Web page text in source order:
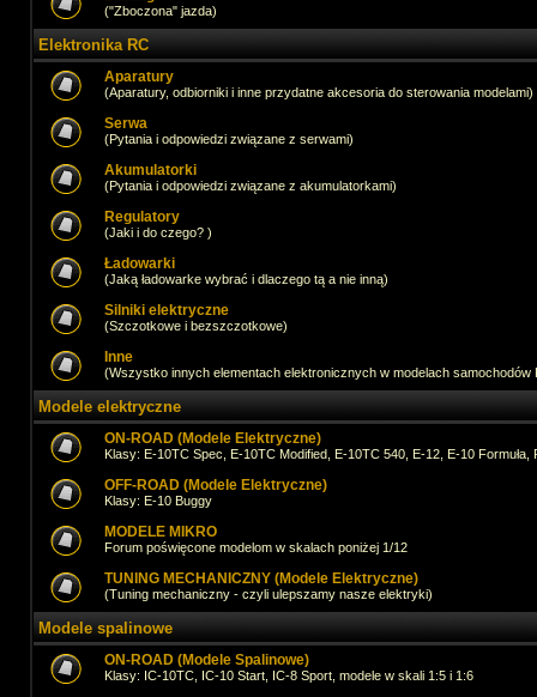
("Zboczona" jazda)
Elektronika RC
Aparatury
(Aparatury, odbiorniki i inne przydatne akcesoria do sterowania modelami)
Serwa
(Pytania i odpowiedzi związane z serwami)
Akumulatorki
(Pytania i odpowiedzi związane z akumulatorkami)
Regulatory
(Jaki i do czego? )
Ładowarki
(Jaką ładowarke wybrać i dlaczego tą a nie inną)
Silniki elektryczne
(Szczotkowe i bezszczotkowe)
Inne
(Wszystko innych elementach elektronicznych w modelach samochodów
Modele elektryczne
ON-ROAD (Modele Elektryczne)
Klasy: E-10TC Spec, E-10TC Modified, E-10TC 540, E-12, E-10 Formuła,
OFF-ROAD (Modele Elektryczne)
Klasy: E-10 Buggy
MODELE MIKRO
Forum poświęcone modelom w skalach poniżej 1/12
TUNING MECHANICZNY (Modele Elektryczne)
(Tuning mechaniczny - czyli ulepszamy nasze elektryki)
Modele spalinowe
ON-ROAD (Modele Spalinowe)
Klasy: IC-10TC, IC-10 Start, IC-8 Sport, modele w skali 1:5 i 1:6